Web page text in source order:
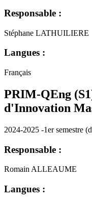
Responsable :
Stéphane LATHUILIERE
Langues :
Français
PRIM-QEng
d'Innovation
2024-2025 -1er semestre
Responsable :
Romain ALLEAUME
Langues :